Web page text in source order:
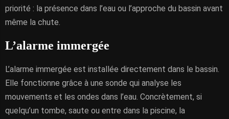
priorité : la présence dans l’eau ou l’approche du bassin avant
même la chute.
L’alarme immergée
L’alarme immergée est installée directement dans le bassin.
Elle fonctionne grâce à une sonde qui analyse les
mouvements et les ondes dans l’eau. Concrètement, si
quelqu’un tombe, saute ou entre dans la piscine, la